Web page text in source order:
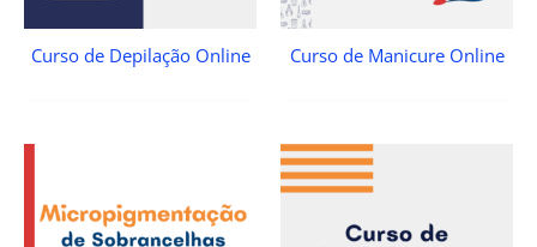
Curso de Depilação Online Curso de Manicure Online